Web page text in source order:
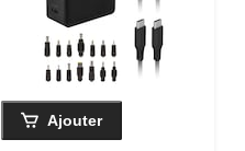
Ajouter